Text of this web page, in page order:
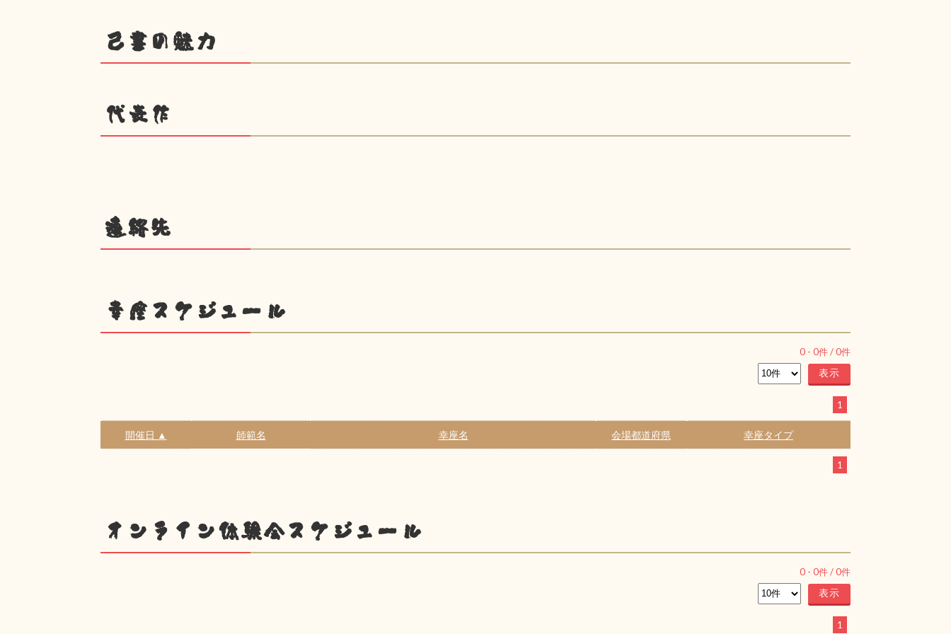
己書の魅力
代表作
連絡先
幸座スケジュール
0 - 0件 /0件
1
開催日 ▲ 師範名 幸座名 会場都道府県 幸座タイプ
1
オンライン体験会スケジュール
0 - 0件 /0件
1